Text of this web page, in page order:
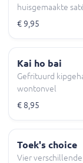
huisgemaakte
€ 9,95
Kai ho bai
Gefrituurd
wontonvel
€ 8,95
Toek's choice
Vier